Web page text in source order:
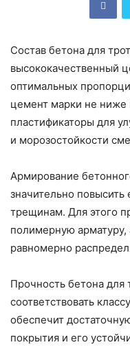
Состав бетона для
высококачественный
оптимальных
цемент марки не ниже
пластификаторы для
и морозостойкости
Армирование
значительно повысить
трещинам. Для этого
полимерную
равномерно
Прочность бетона для
соответствовать
обеспечит
покрытия и его